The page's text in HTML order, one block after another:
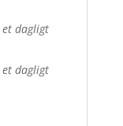
et dagligt
et dagligt